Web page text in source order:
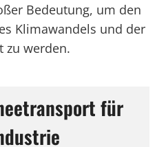
Bedeutung, um den
Klimawandels und der
zu werden.
für